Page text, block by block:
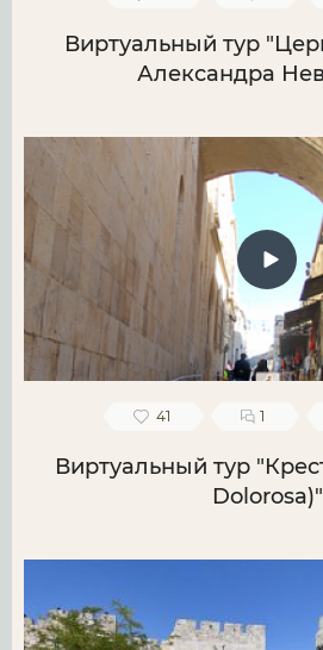
Виртуальный тур
Александра
41 1
Виртуальный тур
Dolorosa)"